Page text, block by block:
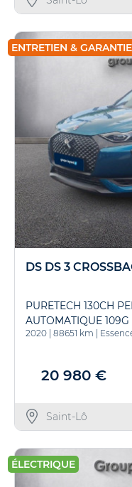
ENTRETIEN &
DS DS 3
PURETECH 130CH
AUTOMATIQUE 109G
2020 88651 km
20 980 €
Saint-Lô
ÉLECTRIQUE